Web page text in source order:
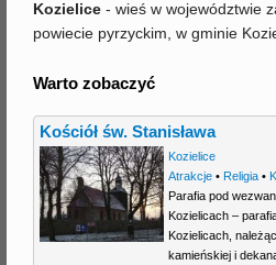
Kozielice - wieś w województwie
powiecie pyrzyckim, w gminie
Warto zobaczyć
Kościół św. Stanisława
Kozielice
Atrakcje• Religia•
Parafia pod
Kozielicach –
Kozielicach,
kamieńskiej i